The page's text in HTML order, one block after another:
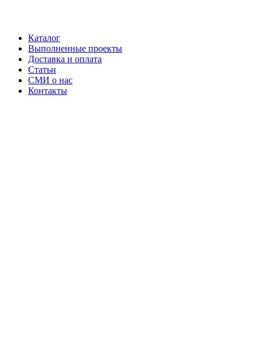
Каталог
Выполненные проекты
Доставка и оплата
Статьи
СМИ о нас
Контакты